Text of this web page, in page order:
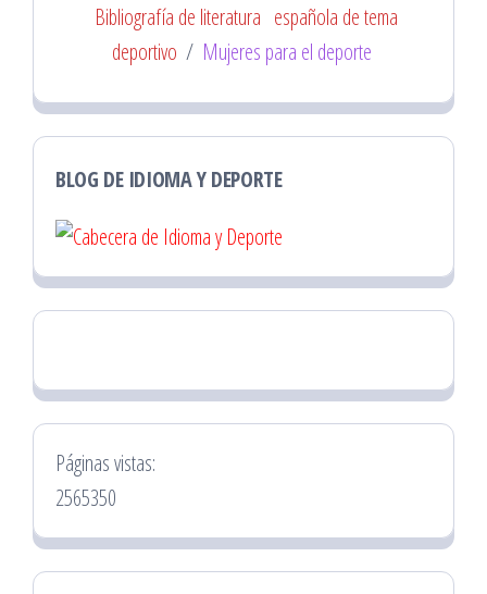
Bibliografía de literatura española de tema
deportivo / Mujeres para el deporte
BLOG DE IDIOMA Y DEPORTE
Páginas vistas:
2565350